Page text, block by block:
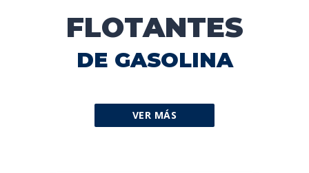
FLOTANTES
DE GASOLINA
VER MÁS